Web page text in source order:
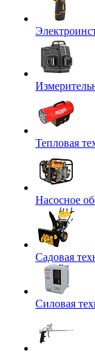
Тепловая
Насосное
Садовая
Силовая